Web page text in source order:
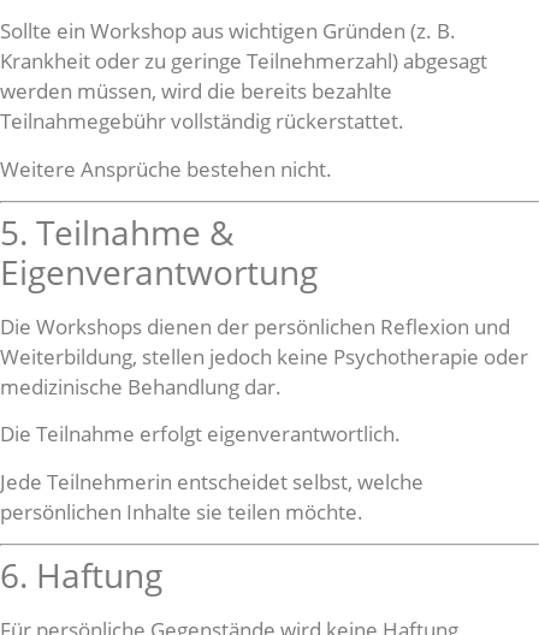
Sollte ein Workshop aus wichtigen Gründen (z. B.
Krankheit oder zu geringe Teilnehmerzahl) abgesagt
werden müssen, wird die bereits bezahlte
Teilnahmegebühr vollständig rückerstattet.
Weitere Ansprüche bestehen nicht.
5. Teilnahme &
Eigenverantwortung
Die Workshops dienen der persönlichen Reflexion und
Weiterbildung, stellen jedoch keine Psychotherapie oder
medizinische Behandlung dar.
Die Teilnahme erfolgt eigenverantwortlich.
Jede Teilnehmerin entscheidet selbst, welche
persönlichen Inhalte sie teilen möchte.
6. Haftung